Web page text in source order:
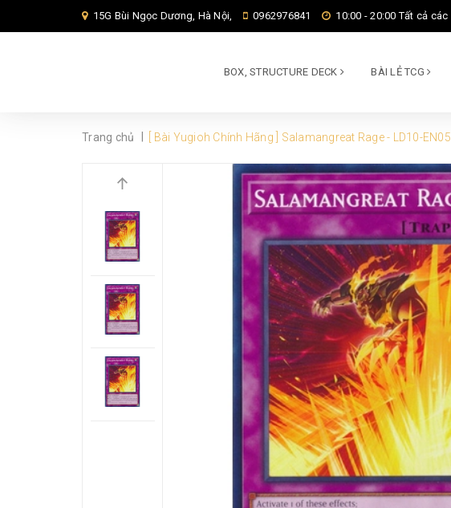
15G Bùi Ngọc Dương, Hà Nội, 0962976841 10:00 - 20:00 Tất cả các
BOX, STRUCTURE DECK BÀI LẺ TCG
Trang chủ [ Bài Yugioh Chính Hãng ] Salamangreat Rage - LD10-